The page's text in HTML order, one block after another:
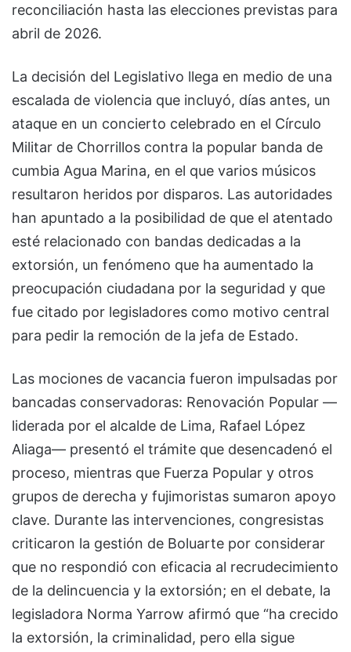
reconciliación hasta las elecciones previstas para
abril de 2026.
La decisión del Legislativo llega en medio de una
escalada de violencia que incluyó, días antes, un
ataque en un concierto celebrado en el Círculo
Militar de Chorrillos contra la popular banda de
cumbia Agua Marina, en el que varios músicos
resultaron heridos por disparos. Las autoridades
han apuntado a la posibilidad de que el atentado
esté relacionado con bandas dedicadas a la
extorsión, un fenómeno que ha aumentado la
preocupación ciudadana por la seguridad y que
fue citado por legisladores como motivo central
para pedir la remoción de la jefa de Estado.
Las mociones de vacancia fueron impulsadas por
bancadas conservadoras: Renovación Popular —
liderada por el alcalde de Lima, Rafael López
Aliaga— presentó el trámite que desencadenó el
proceso, mientras que Fuerza Popular y otros
grupos de derecha y fujimoristas sumaron apoyo
clave. Durante las intervenciones, congresistas
criticaron la gestión de Boluarte por considerar
que no respondió con eficacia al recrudecimiento
de la delincuencia y la extorsión; en el debate, la
legisladora Norma Yarrow afirmó que “ha crecido
la extorsión, la criminalidad, pero ella sigue